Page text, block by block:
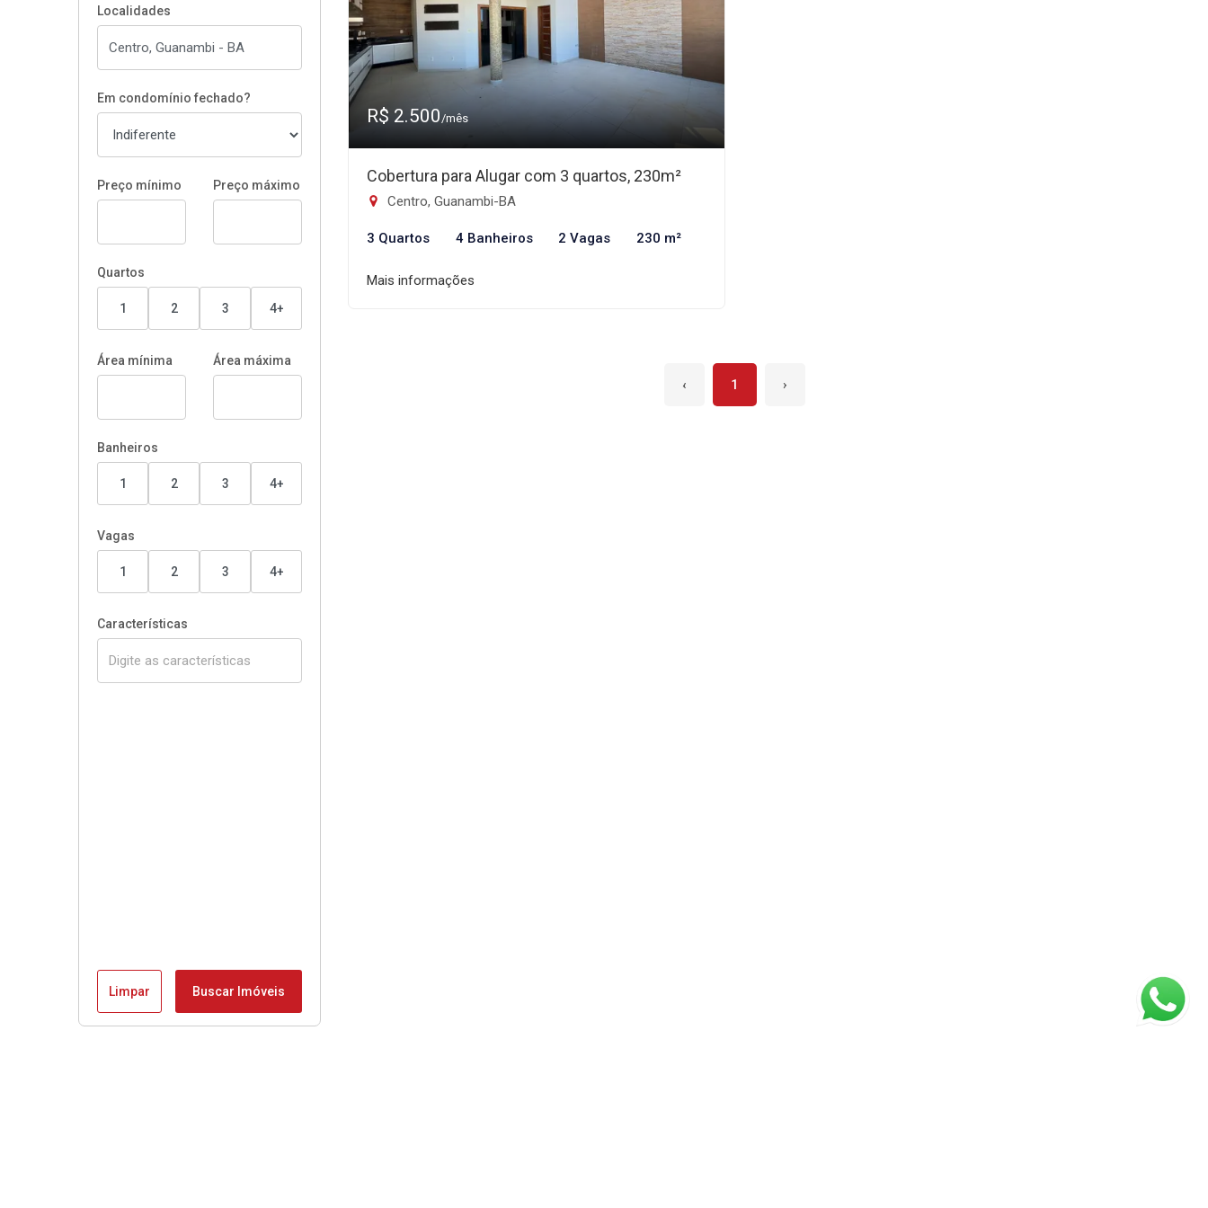
Localidades
Em condomínio fechado?
Preço mínimo Preço máximo
Quartos
1 2 3 4+
Área mínima Área máxima
Banheiros
1 2 3 4+
Vagas
1 2 3 4+
Características
Limpar Buscar Imóveis
R$ 2.500/mês
Cobertura para Alugar com 3 quartos, 230m²
Centro, Guanambi-BA
3 Quartos 4 Banheiros 2 Vagas 230 m²
Mais informações
‹ 1 ›